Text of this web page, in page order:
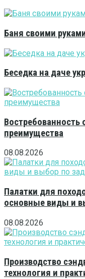
Баня своими
Беседка на даче
Востребованность
преимущества
08.08.2026
Палатки для
основные виды и
08.08.2026
Производство
технология и